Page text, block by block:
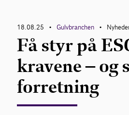
Om Gulvbranchen
Bliv medlem
18.08.25 • Gulvbranchen •
Få styr på
kravene – og
forretning